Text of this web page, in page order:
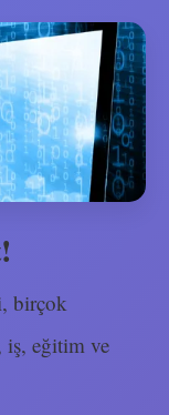
birçok
iş, eğitim ve